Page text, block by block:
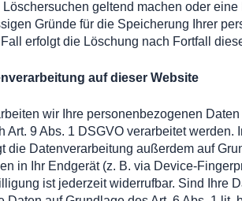
geltend machen oder
Gründe für die Speicherung Ihrer
erfolgt die Löschung nach Fortfall
auf dieser Website
wir Ihre personenbezogenen
9 Abs. 1 DSGVO verarbeitet
Datenverarbeitung außerdem auf
in Ihr Endgerät (z. B. via Device-
ist jederzeit widerrufbar. Sind Ihre